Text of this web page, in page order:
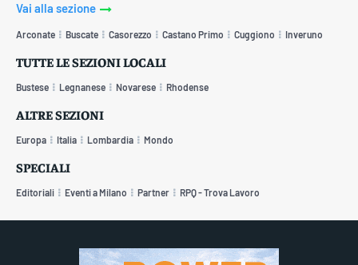
Vai alla sezione
Arconate Buscate Casorezzo Castano Primo Cuggiono Inveruno
TUTTE LE SEZIONI LOCALI
Bustese Legnanese Novarese Rhodense
ALTRE SEZIONI
Europa Italia Lombardia Mondo
SPECIALI
Editoriali Eventi a Milano Partner RPQ - Trova Lavoro